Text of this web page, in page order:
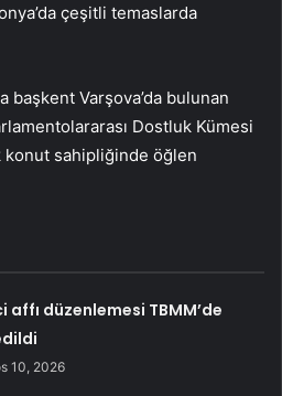
çeşitli temaslarda
başkent Varşova’da bulunan
Dostluk Kümesi
sahipliğinde öğlen
affı düzenlemesi TBMM’de
10, 2026